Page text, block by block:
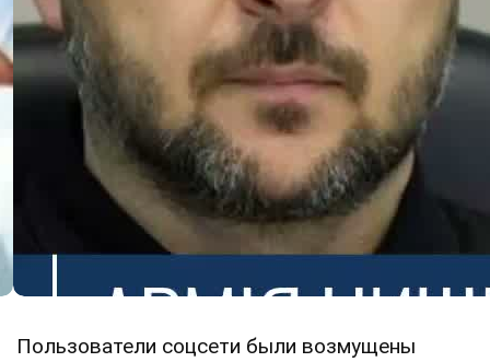
Пользователи соцсети были возмущены